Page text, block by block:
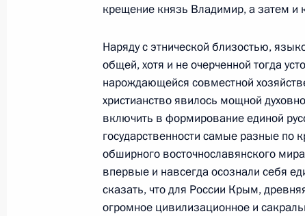
12 декабря 2012 года, среда
Послание Президента
12 декабря 2012 года, 13:30 Москва,
22 декабря 2011 года, четверг
Послание Президента
22 декабря 2011 года, 13:00 Москва,
крещение князь Владимир, а затем и
Наряду с этнической близостью,
общей, хотя и не очерченной тогда
нарождающейся совместной
христианство явилось мощной
включить в формирование единой
государственности самые разные
обширного восточнославянского
впервые и навсегда осознали себя
сказать, что для России Крым,
огромное цивилизационное и